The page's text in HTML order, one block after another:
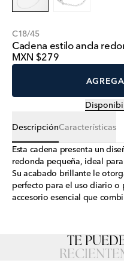
C18/45
Cadena estilo ancla
MXN $279
DescripciónCaracterísticas
Esta cadena presenta un
redonda pequeña, ideal
Su acabado brillante le
perfecto para el uso diario o
accesorio esencial que
TE